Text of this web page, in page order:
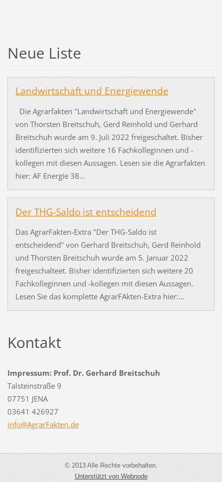
Neue Liste
Landwirtschaft und Energiewende
Die Agrarfakten "Landwirtschaft und Energiewende"
von Thorsten Breitschuh, Gerd Reinhold und Gerhard
Breitschuh wurde am 9. Juli 2022 freigeschaltet. Bisher
identifizierten sich weitere 16 Fachkolleginnen und -
kollegen mit diesen Aussagen. Lesen sie die Agrarfakten
hier: AF Energie 38...
Der THG-Saldo ist entscheidend
Das AgrarFakten-Extra "Der THG-Saldo ist
entscheidend" von Gerhard Breitschuh, Gerd Reinhold
und Thorsten Breitschuh wurde am 5. Januar 2022
freigeschalteet. Bisher identifizierten sich weitere 20
Fachkolleginnen und -kollegen mit diesen Aussagen.
Lesen Sie das komplette AgrarFAkten-Extra hier:...
Kontakt
Impressum: Prof. Dr. Gerhard Breitschuh
Talsteinstraße 9
07751 JENA
03641 426927
info@AgrarFakten.de
© 2013 Alle Rechte vorbehalten.
Unterstützt von Webnode